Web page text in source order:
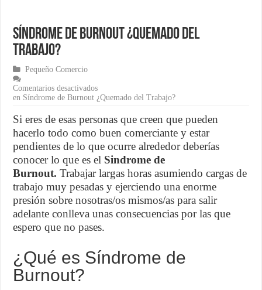
Marketing para emprendedores
Material de Oficina que no puede faltar en tu negocio
Síndrome de Burnout ¿Quemado del
Trabajo?
Pequeño Comercio
Comentarios desactivados
en Síndrome de Burnout ¿Quemado del Trabajo?
Si eres de esas personas que creen que pueden
hacerlo todo como buen comerciante y estar
pendientes de lo que ocurre alrededor deberías
conocer lo que es el Sindrome de
Burnout.Trabajar largas horas asumiendo cargas de
trabajo muy pesadas y ejerciendo una enorme
presión sobre nosotras/os mismos/as para salir
adelante conlleva unas consecuencias por las que
espero que no pases.
¿Qué es Síndrome de
Burnout?